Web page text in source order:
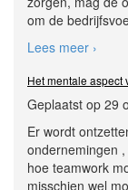
om de
Lees meer ›
Het mentale aspect
Geplaatst op 29
Er wordt
ondernemingen
hoe teamwork
misschien wel